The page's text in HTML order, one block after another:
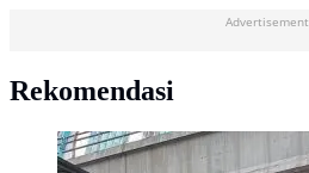
Advertisement
Rekomendasi